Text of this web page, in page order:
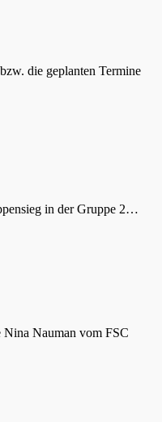
die geplanten Termine
in der Gruppe 2…
Nauman vom FSC